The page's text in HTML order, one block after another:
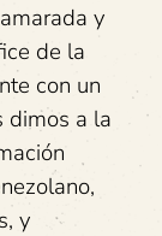
y
de la
con un
dimos a la
y